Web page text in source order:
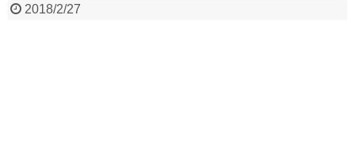
2018/2/27